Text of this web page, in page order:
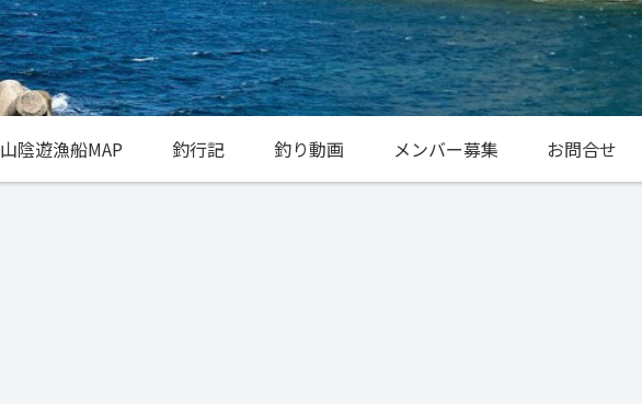
山陰遊漁船MAP 釣行記 釣り動画 メンバー募集 お問合せ